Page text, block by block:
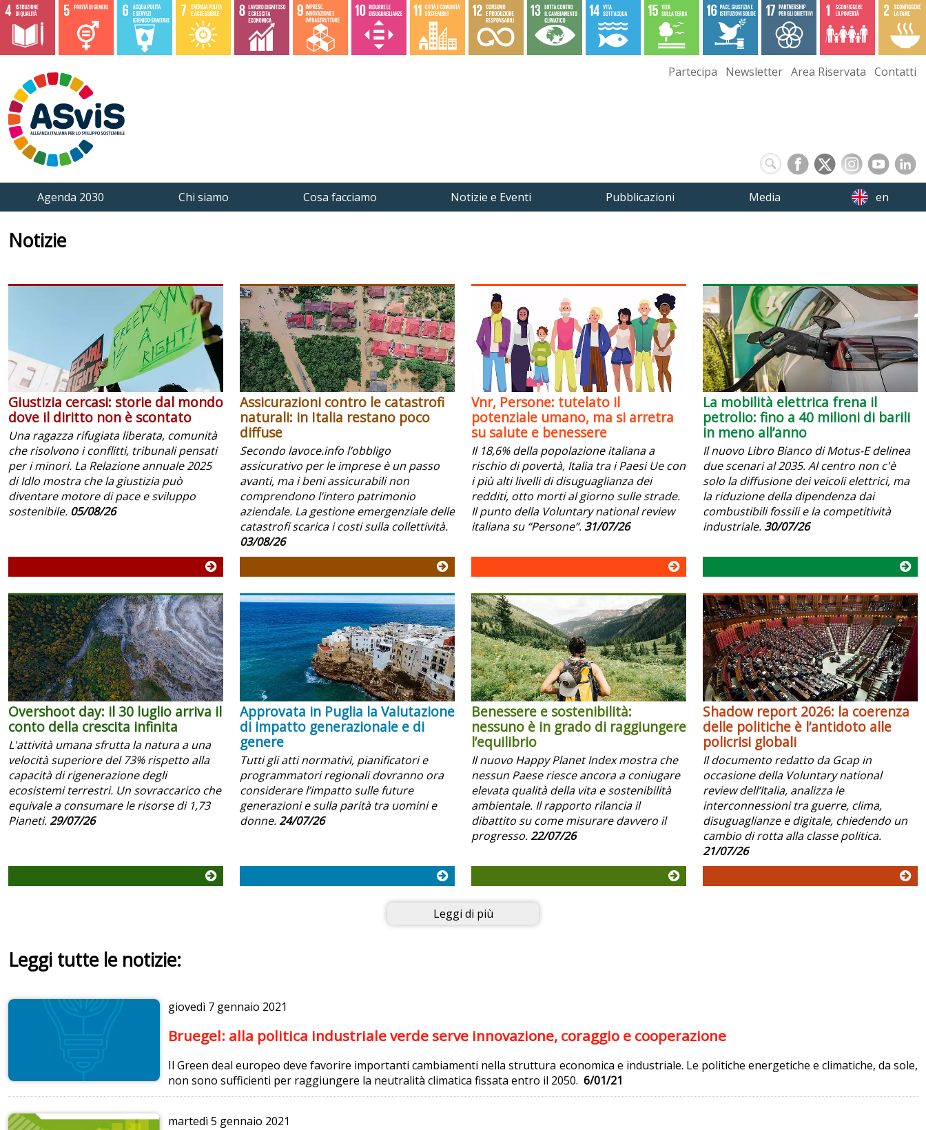
Partecipa Newsletter Area Riservata Contatti
Agenda 2030 Chi siamo Cosa facciamo Notizie e Eventi Pubblicazioni Media en
Notizie
Giustizia cercasi: storie dal mondo
dove il diritto non è scontato
Una ragazza rifugiata liberata, comunità
che risolvono i conflitti, tribunali pensati
per i minori. La Relazione annuale 2025
di Idlo mostra che la giustizia può
diventare motore di pace e sviluppo
sostenibile. 05/08/26
Assicurazioni contro le catastrofi
naturali: in Italia restano poco
diffuse
Secondo lavoce.info l’obbligo
assicurativo per le imprese è un passo
avanti, ma i beni assicurabili non
comprendono l’intero patrimonio
aziendale. La gestione emergenziale delle
catastrofi scarica i costi sulla collettività.
03/08/26
Vnr, Persone: tutelato il
potenziale umano, ma si arretra
su salute e benessere
Il 18,6% della popolazione italiana a
rischio di povertà, Italia tra i Paesi Ue con
i più alti livelli di disuguaglianza dei
redditi, otto morti al giorno sulle strade.
Il punto della Voluntary national review
italiana su “Persone”. 31/07/26
La mobilità elettrica frena il
petrolio: fino a 40 milioni di barili
in meno all’anno
Il nuovo Libro Bianco di Motus-E delinea
due scenari al 2035. Al centro non c'è
solo la diffusione dei veicoli elettrici, ma
la riduzione della dipendenza dai
combustibili fossili e la competitività
industriale. 30/07/26
Overshoot day: il 30 luglio arriva il
conto della crescita infinita
L'attività umana sfrutta la natura a una
velocità superiore del 73% rispetto alla
capacità di rigenerazione degli
ecosistemi terrestri. Un sovraccarico che
equivale a consumare le risorse di 1,73
Pianeti.29/07/26
Approvata in Puglia la Valutazione
di impatto generazionale e di
genere
Tutti gli atti normativi, pianificatori e
programmatori regionali dovranno ora
considerare l’impatto sulle future
generazioni e sulla parità tra uomini e
donne.24/07/26
Benessere e sostenibilità:
nessuno è in grado di raggiungere
l’equilibrio
Il nuovo Happy Planet Index mostra che
nessun Paese riesce ancora a coniugare
elevata qualità della vita e sostenibilità
ambientale. Il rapporto rilancia il
dibattito su come misurare davvero il
progresso.22/07/26
Shadow report 2026: la coerenza
delle politiche è l’antidoto alle
policrisi globali
Il documento redatto da Gcap in
occasione della Voluntary national
review dell’Italia, analizza le
interconnessioni tra guerre, clima,
disuguaglianze e digitale, chiedendo un
cambio di rotta alla classe politica.
21/07/26
Leggi di più
Leggi tutte le notizie:
giovedì 7 gennaio 2021
Bruegel: alla politica industriale verde serve innovazione, coraggio e cooperazione
Il Green deal europeo deve favorire importanti cambiamenti nella struttura economica e industriale. Le politiche energetiche e climatiche, da sole,
non sono sufficienti per raggiungere la neutralità climatica fissata entro il 2050. 6/01/21
martedì5 gennaio 2021